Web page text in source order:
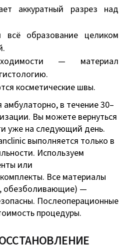
аккуратный разрез над
всё образование целиком
— материал
косметические швы.
в течение 30–
Вы можете вернуться
уже на следующий день.
выполняется только в
Используем
или
Все материалы
обезболивающие) —
Послеоперационные
процедуры.